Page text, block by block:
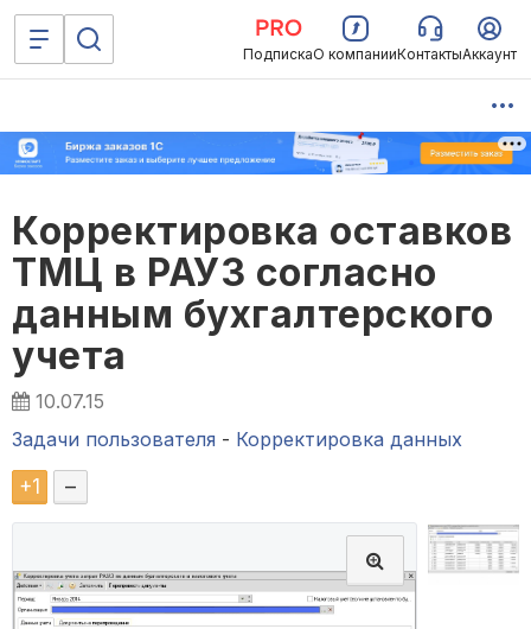
ПодпискаО компанииКонтактыАккаунт
Корректировка оставков
ТМЦ в РАУЗ согласно
данным бухгалтерского
учета
10.07.15
Задачи пользователя - Корректировка данных
+1 –